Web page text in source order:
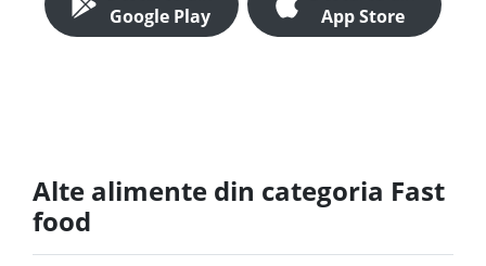
Google Play
App Store
Alte alimente din categoria Fast
food